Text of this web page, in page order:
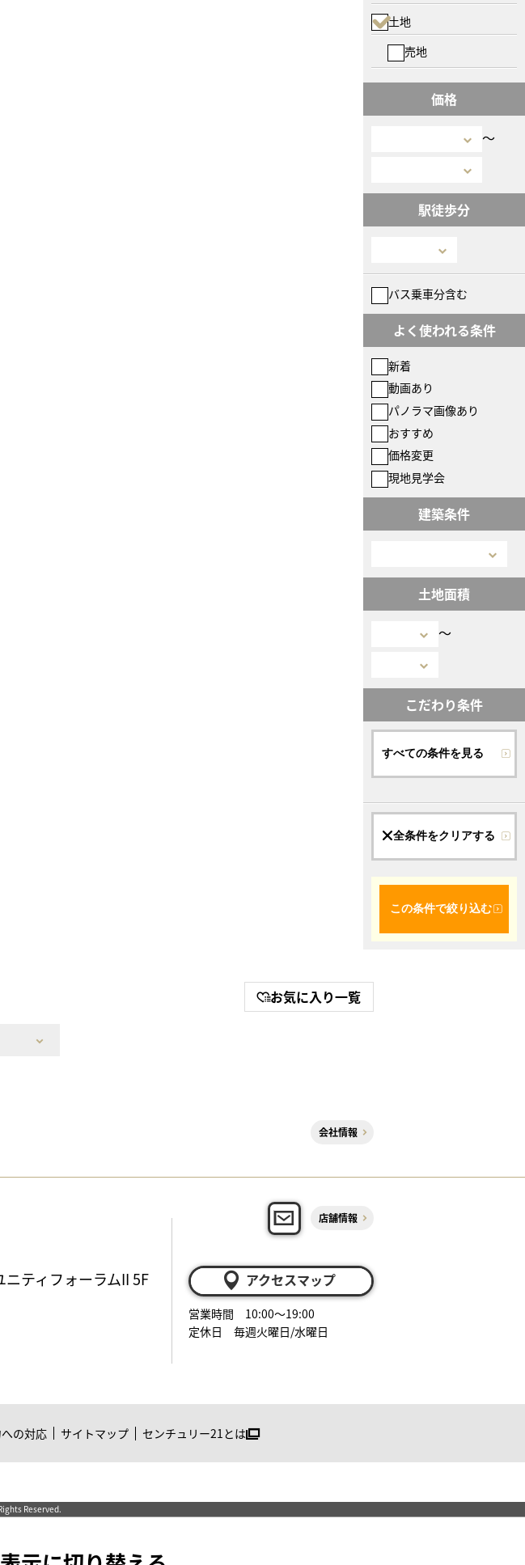
土地
売地
価格
〜
駅徒歩分
バス乗車分含む
よく使われる条件
新着
動画あり
パノラマ画像あり
おすすめ
価格変更
現地見学会
建築条件
土地面積
〜
こだわり条件
すべての条件を見る
全条件をクリアする
この条件で絞り込む
お気に入り一覧
会社情報
ティフォーラムII 5F
店舗情報
アクセスマップ
営業時間 10:00～19:00
定休日 毎週火曜日/水曜日
の対応 サイトマップ センチュリー21とは
Reserved.